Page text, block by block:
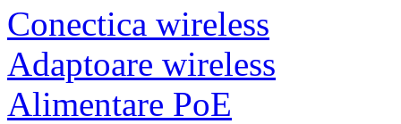
Conectica wireless
Adaptoare wireless
Alimentare PoE